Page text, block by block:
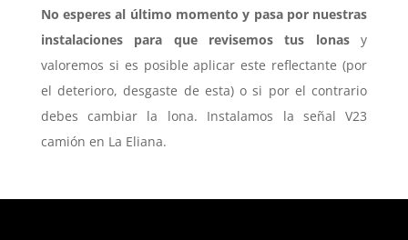
No esperes al último momento y pasa por nuestras
instalaciones para que revisemos tus lonasy
valoremos si es posible aplicar este reflectante (por
el deterioro, desgaste de esta) o si por el contrario
debes cambiar la lona. Instalamos la señal V23
camión en La Eliana.